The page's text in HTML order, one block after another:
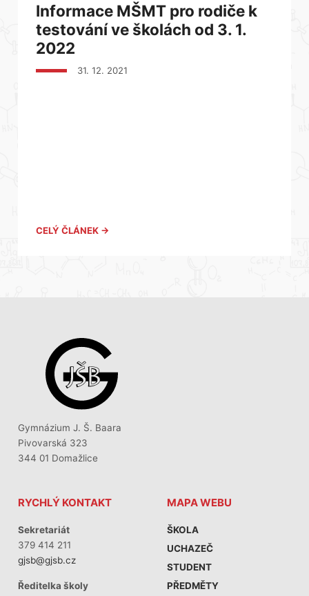
Informace MŠMT pro rodiče k
testování ve školách od 3. 1.
2022
31. 12. 2021
CELÝ ČLÁNEK →
Gymnázium J. Š. Baara
Pivovarská 323
344 01 Domažlice
RYCHLÝ KONTAKT
Sekretariát
379 414 211
gjsb@gjsb.cz
Ředitelka školy
MAPA WEBU
ŠKOLA
UCHAZEČ
STUDENT
PŘEDMĚTY